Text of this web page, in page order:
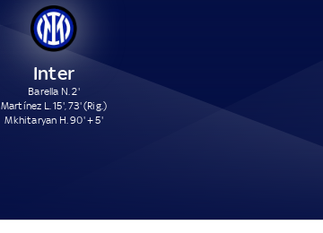
Inter
Barella N. 2'
Martínez L. 15', 73' (Rig.)
Mkhitaryan H. 90' + 5'